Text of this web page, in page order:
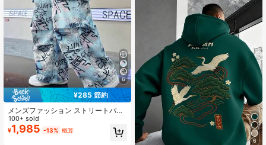
6
¥285 節約
メンズファッション ストリートパン
ク調 オールオーバーカモフラージュ
落書きプリント ルーズフィット スト
リートウェア ワイドレッグカーゴパ
100+ sold
¥1,985 -13% 概算
6